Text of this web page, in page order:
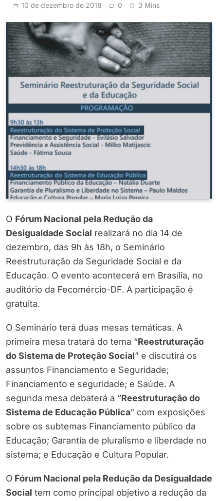
10 de dezembro de 2018 0 3 Mins
O Fórum Nacional pela Redução da
Desigualdade Social realizará no dia 14 de
dezembro, das 9h às 18h, o Seminário
Reestruturação da Seguridade Social e da
Educação. O evento acontecerá em Brasília, no
auditório da Fecomércio-DF. A participação é
gratuita.
O Seminário terá duas mesas temáticas. A
primeira mesa tratará do tema “Reestruturação
do Sistema de Proteção Social” e discutirá os
assuntos Financiamento e Seguridade;
Financiamento e seguridade; e Saúde. A
segunda mesa debaterá a “Reestruturação do
Sistema de Educação Pública” com exposições
sobre os subtemas Financiamento público da
Educação; Garantia de pluralismo e liberdade no
sistema; e Educação e Cultura Popular.
O Fórum Nacional pela Redução da Desigualdade
Social tem como principal objetivo a redução da